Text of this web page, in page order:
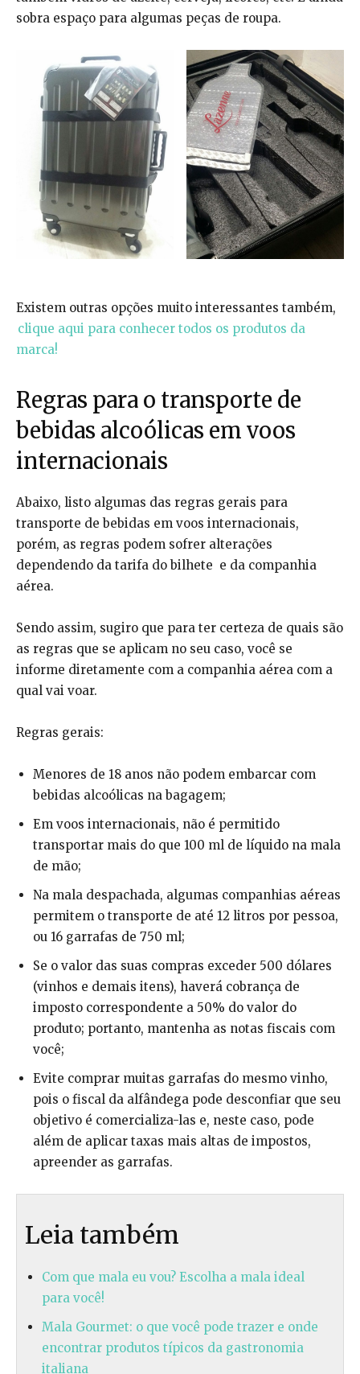
sobra espaço para algumas peças de roupa.
Existem outras opções muito interessantes também,
clique aqui para conhecer todos os produtos da
marca!
Regras para o transporte de
bebidas alcoólicas em voos
internacionais
Abaixo, listo algumas das regras gerais para
transporte de bebidas em voos internacionais,
porém, as regras podem sofrer alterações
dependendo da tarifa do bilhete e da companhia
aérea.
Sendo assim, sugiro que para ter certeza de quais são
as regras que se aplicam no seu caso, você se
informe diretamente com a companhia aérea com a
qual vai voar.
Regras gerais:
Menores de 18 anos não podem embarcar com
bebidas alcoólicas na bagagem;
Em voos internacionais, não é permitido
transportar mais do que 100 ml de líquido na mala
de mão;
Na mala despachada, algumas companhias aéreas
permitem o transporte de até 12 litros por pessoa,
ou 16 garrafas de 750 ml;
Se o valor das suas compras exceder 500 dólares
(vinhos e demais itens), haverá cobrança de
imposto correspondente a 50% do valor do
produto; portanto, mantenha as notas fiscais com
você;
Evite comprar muitas garrafas do mesmo vinho,
pois o fiscal da alfândega pode desconfiar que seu
objetivo é comercializa-las e, neste caso, pode
além de aplicar taxas mais altas de impostos,
apreender as garrafas.
Leia também
Com que mala eu vou? Escolha a mala ideal
para você!
Mala Gourmet: o que você pode trazer e onde
encontrar produtos típicos da gastronomia
italiana